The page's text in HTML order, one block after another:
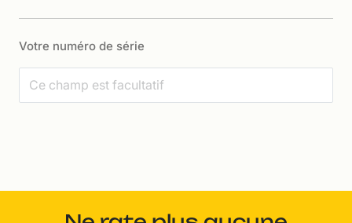
Votre numéro de série